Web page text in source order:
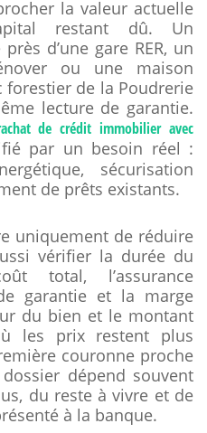
la valeur actuelle
restant dû. Un
d’une gare RER, un
ou une maison
de la Poudrerie
lecture de garantie.
de crédit immobilier avec
par un besoin réel :
sécurisation
de prêts existants.
uniquement de réduire
vérifier la durée du
total, l’assurance
garantie et la marge
du bien et le montant
les prix restent plus
couronne proche
dépend souvent
du reste à vivre et de
à la banque.